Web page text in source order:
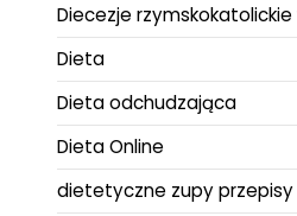
Diecezje rzymskokatolickie
Dieta
Dieta odchudzająca
Dieta Online
dietetyczne zupy przepisy